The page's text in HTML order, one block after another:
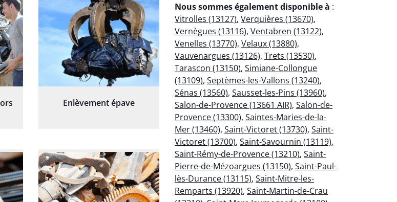
Enlèvement épave
Nous sommes également disponible à :
Vitrolles (13127), Verquières (13670),
Vernègues (13116), Ventabren (13122),
Venelles (13770), Velaux (13880),
Vauvenargues (13126), Trets (13530),
Tarascon (13150), Simiane-Collongue
(13109), Septèmes-les-Vallons (13240),
Sénas (13560), Sausset-les-Pins (13960),
Salon-de-Provence (13661 AIR), Salon-de-
Provence (13300), Saintes-Maries-de-la-
Mer (13460), Saint-Victoret (13730), Saint-
Victoret (13700), Saint-Savournin (13119),
Saint-Rémy-de-Provence (13210), Saint-
Pierre-de-Mézoargues (13150), Saint-Paul-
lès-Durance (13115), Saint-Mitre-les-
Remparts (13920), Saint-Martin-de-Crau